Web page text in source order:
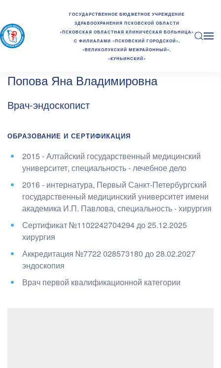
ГОСУДАРСТВЕННОЕ БЮДЖЕТНОЕ УЧРЕЖДЕНИЕ
ЗДРАВООХРАНЕНИЯ ПСКОВСКОЙ ОБЛАСТИ
«ПСКОВСКАЯ ОБЛАСТНАЯ КЛИНИЧЕСКАЯ БОЛЬНИЦА»
С ФИЛИАЛАМИ «ПСКОВСКИЙ ГОРОДСКОЙ»,
«ВЕЛИКОЛУКСКИЙ МЕЖРАЙОННЫЙ»,
«КУНЬИНСКИЙ»
Попова Яна Владимировна
Врач-эндоскопист
ОБРАЗОВАНИЕ И СЕРТИФИКАЦИЯ
2015 - Алтайский государственный медицинский
университет, специальность - лечебное дело
2016 - интернатура, Первый Санкт-Петербургский
государственный медицинский университет имени
академика И.П. Павлова, специальность - хирургия
Сертификат №1102242704294 до 25.12.2025
хирургия
Аккредитация №7722 028573180 до 28.02.2027
эндоскопия
Врач первой квалификационной категории